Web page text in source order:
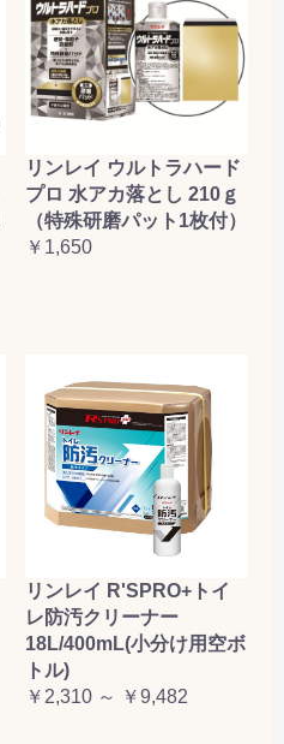
カートへ進む
リンレイ ウルトラハード
プロ 水アカ落とし 210ｇ
（特殊研磨パット1枚付）
￥1,650
リンレイ R'SPRO+トイ
レ防汚クリーナー
18L/400mL(小分け用空ボ
トル)
￥2,310 ～ ￥9,482